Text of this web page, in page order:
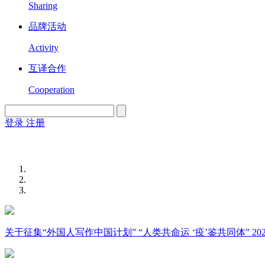
Sharing
品牌活动
Activity
互译合作
Cooperation
登录 注册
关于征集“外国人写作中国计划” “人类共命运 ‘疫’鉴共同体”